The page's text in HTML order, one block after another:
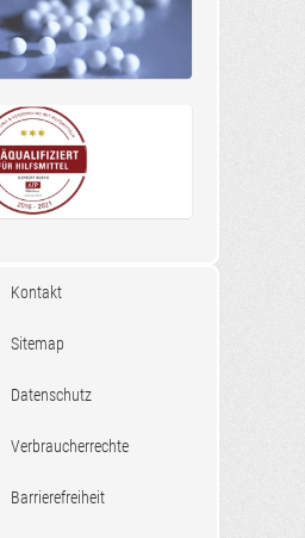
Kontakt
Sitemap
Datenschutz
Verbraucherrechte
Barrierefreiheit